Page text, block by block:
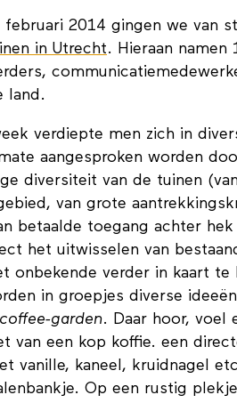
februari 2014 gingen we van
in Utrecht. Hieraan namen
land.
verdiepte men zich in
aangesproken worden
diversiteit van de tuinen
van grote
betaalde toegang achter
het uitwisselen van
onbekende verder in kaart te
in groepjes diverse
coffee-garden. Daar hoor, voel
van een kop koffie. een
vanille, kaneel, kruidnagel
Op een rustig